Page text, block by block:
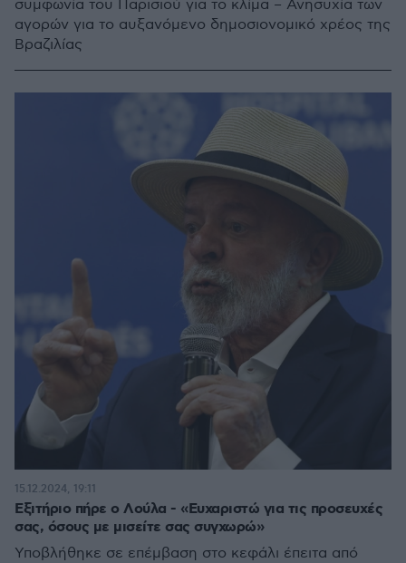
συμφωνία του Παρισιού για το κλίμα – Ανησυχία των
αγορών για το αυξανόμενο δημοσιονομικό χρέος της
Βραζιλίας
Εξιτήριο πήρε ο Λούλα - «Ευχαριστώ για τις προσευχές
σας, όσους με μισείτε σας συγχωρώ»
Υποβλήθηκε σε επέμβαση στο κεφάλι έπειτα από
15.12.2024, 19:11